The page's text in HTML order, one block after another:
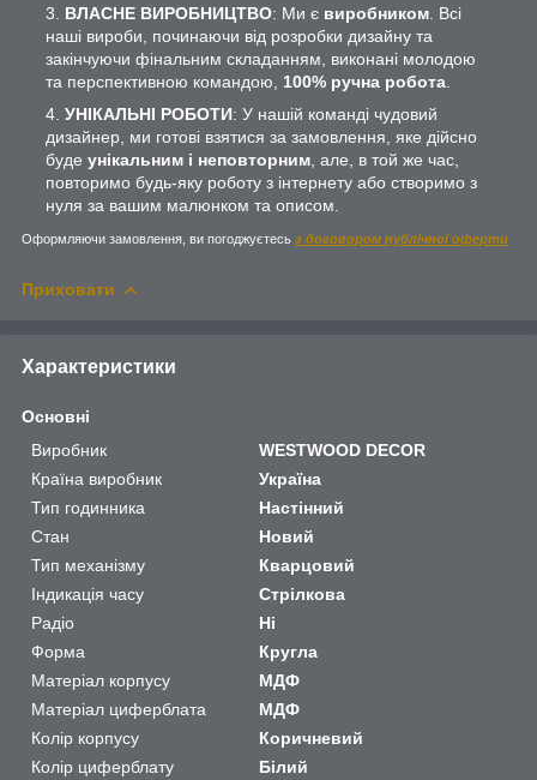
ВЛАСНЕ ВИРОБНИЦТВО: Ми є виробником . Всі
наші вироби, починаючи від розробки дизайну та
закінчуючи фінальним складанням, виконані молодою
та перспективною командою, 100% ручна робота
УНІКАЛЬНІ РОБОТИ: У нашій команді чудовий
дизайнер, ми готові взятися за замовлення, яке дійсно
буде унікальним і неповторним , але, в той же час,
повторимо будь-яку роботу з інтернету або створимо з
нуля за вашим малюнком та описом.
Оформляючи замовлення, ви погоджуєтесь з договором публічної оферти
Приховати
Характеристики
Основні
Виробник
WESTWOOD DECOR
Країна виробник
Україна
Тип годинника
Настінний
Стан
Новий
Тип механізму
Кварцовий
Індикація часу
Стрілкова
Радіо
Ні
Форма
Кругла
Матеріал корпусу
МДФ
Матеріал циферблата
МДФ
Колір корпусу
Коричневий
Колір циферблату
Білий